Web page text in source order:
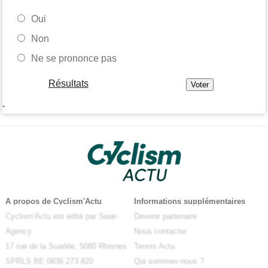
Oui
Non
Ne se prononce pas
Résultats
-
A propos de Cyclism'Actu
Cyclism'Actu est édité par Swar-
Agency
17 rue de la Suarlée, 5080 Rhisnes
SPRLS BE 0836.273.820
Informations supplémentaires
Devenir partenaire
Nous contacter
Tennis Actu
Qui sommes-nous ?